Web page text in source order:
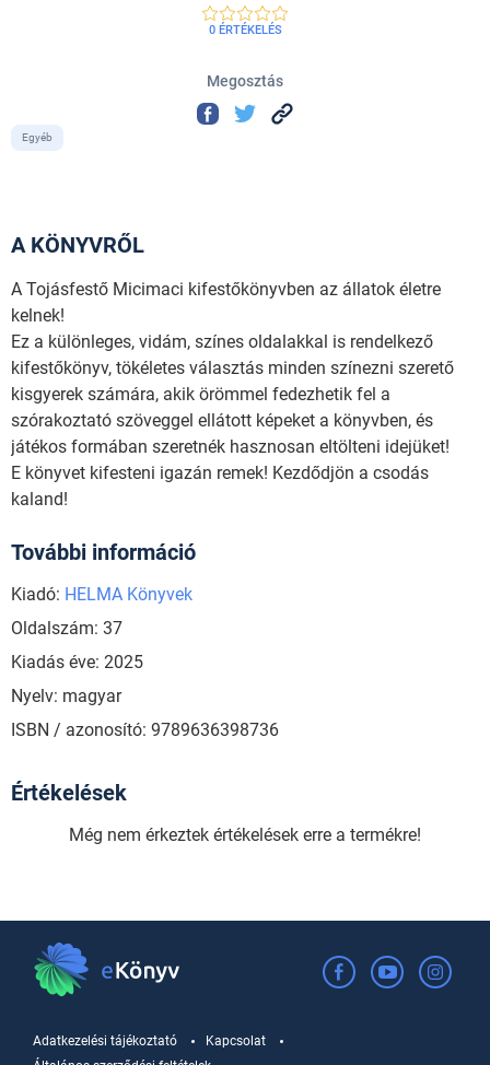
0 ÉRTÉKELÉS
Megosztás
Egyéb
A KÖNYVRŐL
A Tojásfestő Micimaci kifestőkönyvben az állatok életre
kelnek!
Ez a különleges, vidám, színes oldalakkal is rendelkező
kifestőkönyv, tökéletes választás minden színezni szerető
kisgyerek számára, akik örömmel fedezhetik fel a
szórakoztató szöveggel ellátott képeket a könyvben, és
játékos formában szeretnék hasznosan eltölteni idejüket!
E könyvet kifesteni igazán remek! Kezdődjön a csodás
kaland!
További információ
Kiadó: HELMA Könyvek
Oldalszám: 37
Kiadás éve: 2025
Nyelv: magyar
ISBN / azonosító: 9789636398736
Értékelések
Még nem érkeztek értékelések erre a termékre!
Adatkezelési tájékoztató
Kapcsolat